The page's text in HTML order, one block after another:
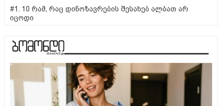
#1. 10 რამ, რაც დინოზავრების შესახებ ალბათ არ
იცოდი